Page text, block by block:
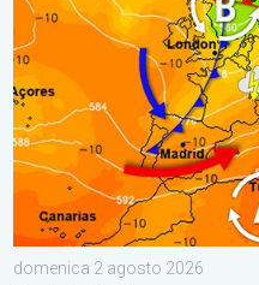
domenica 2 agosto 2026